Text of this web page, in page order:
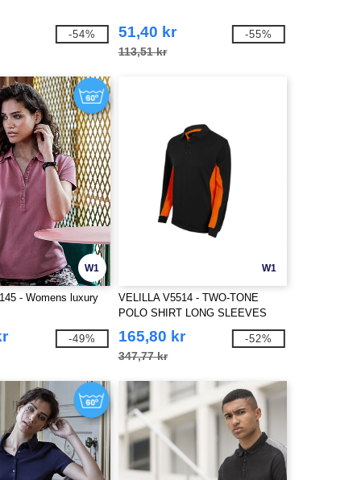
-54% 51,40 kr
113,51 kr
-55%
W1
- Womens luxury
-49%
W1
VELILLA V5514 - TWO-TONE
POLO SHIRT LONG SLEEVES
165,80 kr
347,77 kr
-52%